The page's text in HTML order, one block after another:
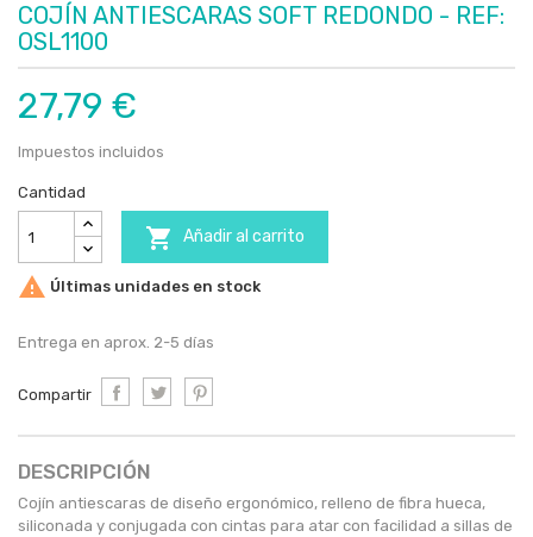
COJÍN ANTIESCARAS SOFT REDONDO - REF:
OSL1100
27,79 €
Impuestos incluidos
Cantidad
 Añadir al carrito
 Últimas unidades en stock
Entrega en aprox. 2-5 días
Compartir
DESCRIPCIÓN
Cojín antiescaras de diseño ergonómico, relleno de fibra hueca,
siliconada y conjugada con cintas para atar con facilidad a sillas de